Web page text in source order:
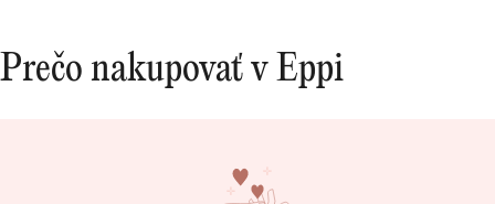
Prečo nakupovať v Eppi